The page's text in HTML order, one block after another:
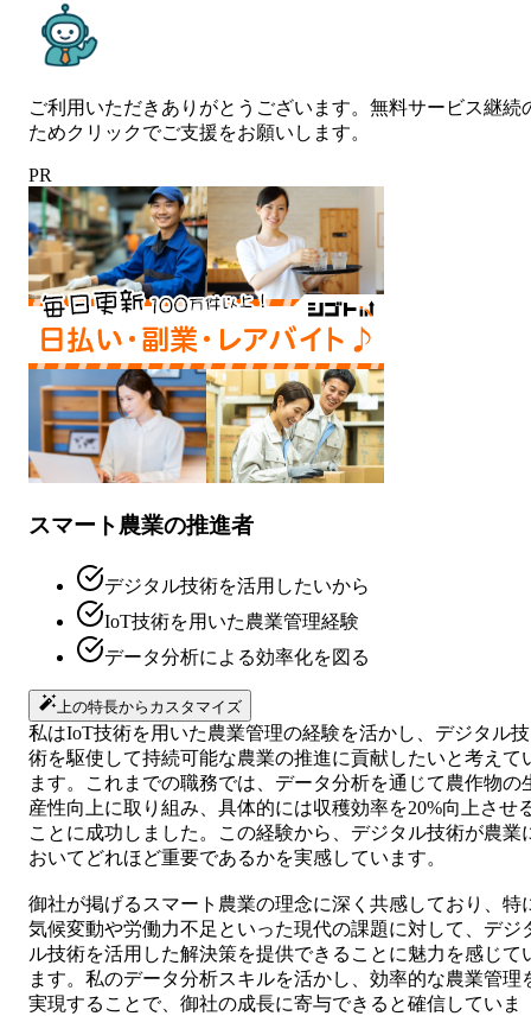
ご利用いただきありがとうございます。無料サービス継続
ためクリックでご支援をお願いします。
PR
スマート農業の推進者
デジタル技術を活用したいから
IoT技術を用いた農業管理経験
データ分析による効率化を図る
上の特長からカスタマイズ
私はIoT技術を用いた農業管理の経験を活かし、デジタル技
術を駆使して持続可能な農業の推進に貢献したいと考えて
ます。これまでの職務では、データ分析を通じて農作物の
産性向上に取り組み、具体的には収穫効率を20%向上させ
ことに成功しました。この経験から、デジタル技術が農業
おいてどれほど重要であるかを実感しています。
御社が掲げるスマート農業の理念に深く共感しており、特
気候変動や労働力不足といった現代の課題に対して、デジ
ル技術を活用した解決策を提供できることに魅力を感じて
ます。私のデータ分析スキルを活かし、効率的な農業管理
実現することで、御社の成長に寄与できると確信していま